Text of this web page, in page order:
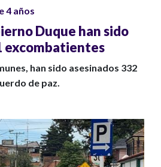
4 años
Duque han sido
excombatientes
han sido asesinados 332
de paz.